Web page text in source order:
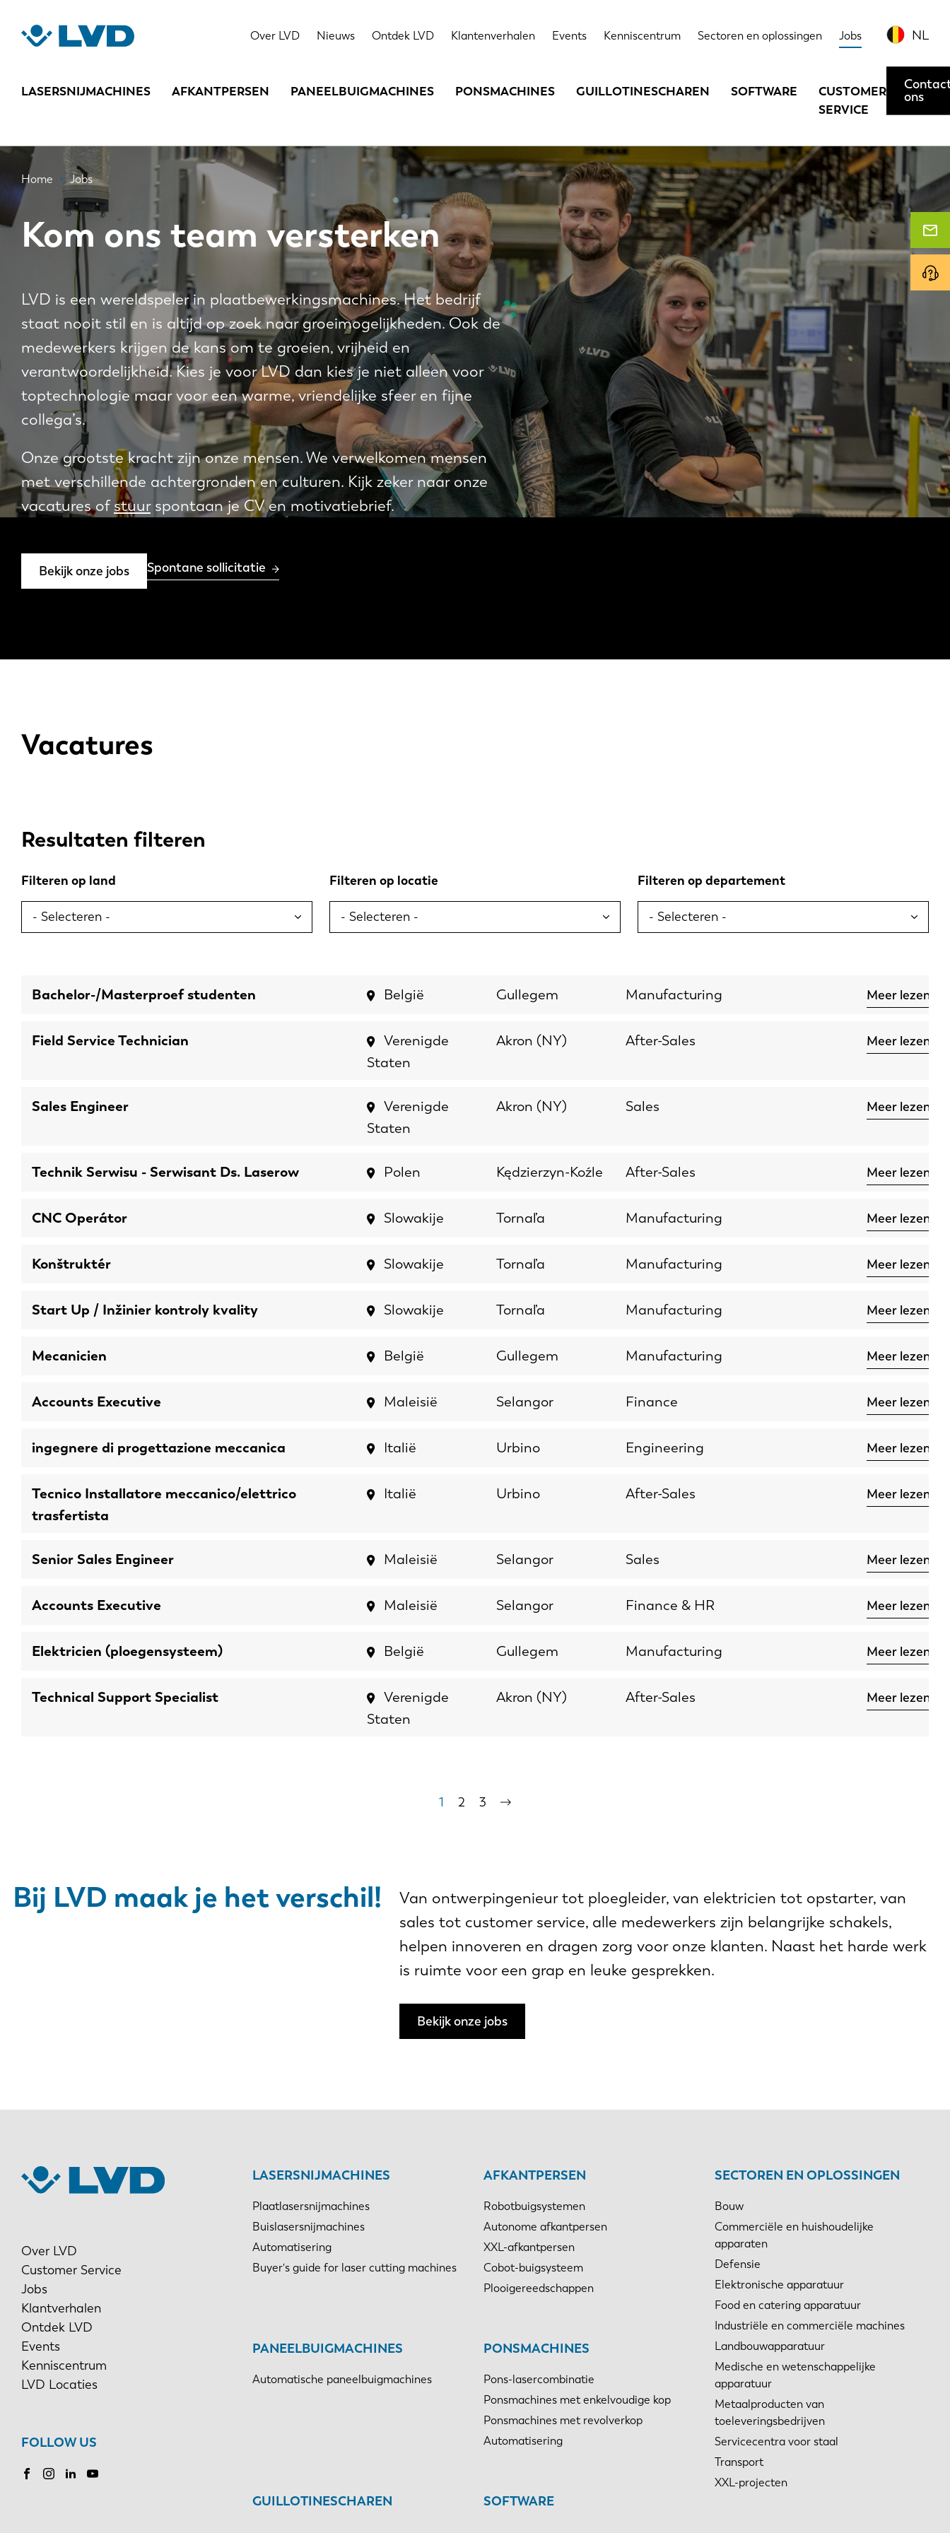
inhoud
Over LVD Nieuws Ontdek LVD Klantenverhalen Events Kenniscentrum Sectoren en oplossingen Jobs NL
LASERSNIJMACHINES AFKANTPERSEN PANEELBUIGMACHINES PONSMACHINES GUILLOTINESCHAREN SOFTWARE
CUSTOMER
SERVICE
ons
Kruimelpad
Home Jobs
Kom ons team versterken
LVD is een wereldspeler in plaatbewerkingsmachines. Het bedrijf
staat nooit stil en is altijd op zoek naar groeimogelijkheden. Ook de
medewerkers krijgen de kans om te groeien, vrijheid en
verantwoordelijkheid. Kies je voor LVD dan kies je niet alleen voor
toptechnologie maar voor een warme, vriendelijke sfeer en fijne
collega’s.
Onze grootste kracht zijn onze mensen. We verwelkomen mensen
met verschillende achtergronden en culturen. Kijk zeker naar onze
vacatures ofstuurspontaan je CV en motivatiebrief.
Bekijk onze jobs Spontane sollicitatie
Vacatures
Resultaten filteren
Filteren op land Filteren op locatie Filteren op departement
Bachelor-/Masterproef studenten België Gullegem Manufacturing Meer lezen
Field Service Technician
Verenigde
Staten
Akron (NY) After-Sales Meer lezen
Sales Engineer
Verenigde
Staten
Akron (NY) Sales Meer lezen
Technik Serwisu - Serwisant Ds. Laserow Polen Kędzierzyn-Koźle After-Sales Meer lezen
CNC Operátor Slowakije Tornaľa Manufacturing Meer lezen
Konštruktér Slowakije Tornaľa Manufacturing Meer lezen
Start Up / Inžinier kontroly kvality Slowakije Tornaľa Manufacturing Meer lezen
Mecanicien België Gullegem Manufacturing Meer lezen
Accounts Executive Maleisië Selangor Finance Meer lezen
ingegnere di progettazione meccanica Italië Urbino Engineering Meer lezen
Tecnico Installatore meccanico/elettrico
trasfertista
Italië Urbino After-Sales Meer lezen
Senior Sales Engineer Maleisië Selangor Sales Meer lezen
Accounts Executive Maleisië Selangor Finance & HR Meer lezen
Elektricien (ploegensysteem) België Gullegem Manufacturing Meer lezen
Technical Support Specialist
Verenigde
Staten
Akron (NY) After-Sales Meer lezen
Huidige
1 Page
2 Page
3
Volgende
Bij LVD maak je het verschil!
Van ontwerpingenieur tot ploegleider, van elektricien tot opstarter, van
sales tot customer service, alle medewerkers zijn belangrijke schakels,
helpen innoveren en dragen zorg voor onze klanten. Naast het harde werk
is ruimte voor een grap en leuke gesprekken.
Bekijk onze jobs
Over LVD
Customer Service
Jobs
Klantverhalen
Ontdek LVD
Events
Kenniscentrum
LVD Locaties
FOLLOW US
LASERSNIJMACHINES
Plaatlasersnijmachines
Buislasersnijmachines
Automatisering
Buyer's guide for laser cutting machines
AFKANTPERSEN
Robotbuigsystemen
Autonome afkantpersen
XXL-afkantpersen
Cobot-buigsysteem
Plooigereedschappen
PANEELBUIGMACHINES
Automatische paneelbuigmachines
PONSMACHINES
Pons-lasercombinatie
Ponsmachines met enkelvoudige kop
Ponsmachines met revolverkop
Automatisering
GUILLOTINESCHAREN SOFTWARE
SECTOREN EN OPLOSSINGEN
Bouw
Commerciële en huishoudelijke
apparaten
Defensie
Elektronische apparatuur
Food en catering apparatuur
Industriële en commerciële machines
Landbouwapparatuur
Medische en wetenschappelijke
apparatuur
Metaalproducten van
toeleveringsbedrijven
Servicecentra voor staal
Transport
XXL-projecten